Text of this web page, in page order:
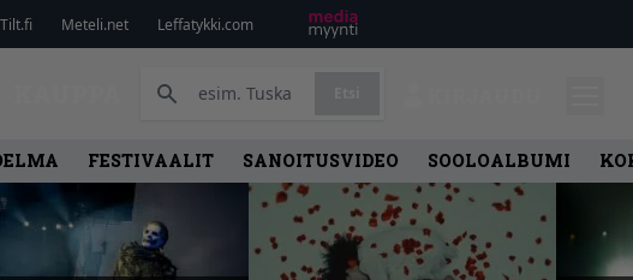
Tilt.fi Meteli.net Leffatykki.com
FESTIVAALIT SANOITUSVIDEO SOOLOALBUMI